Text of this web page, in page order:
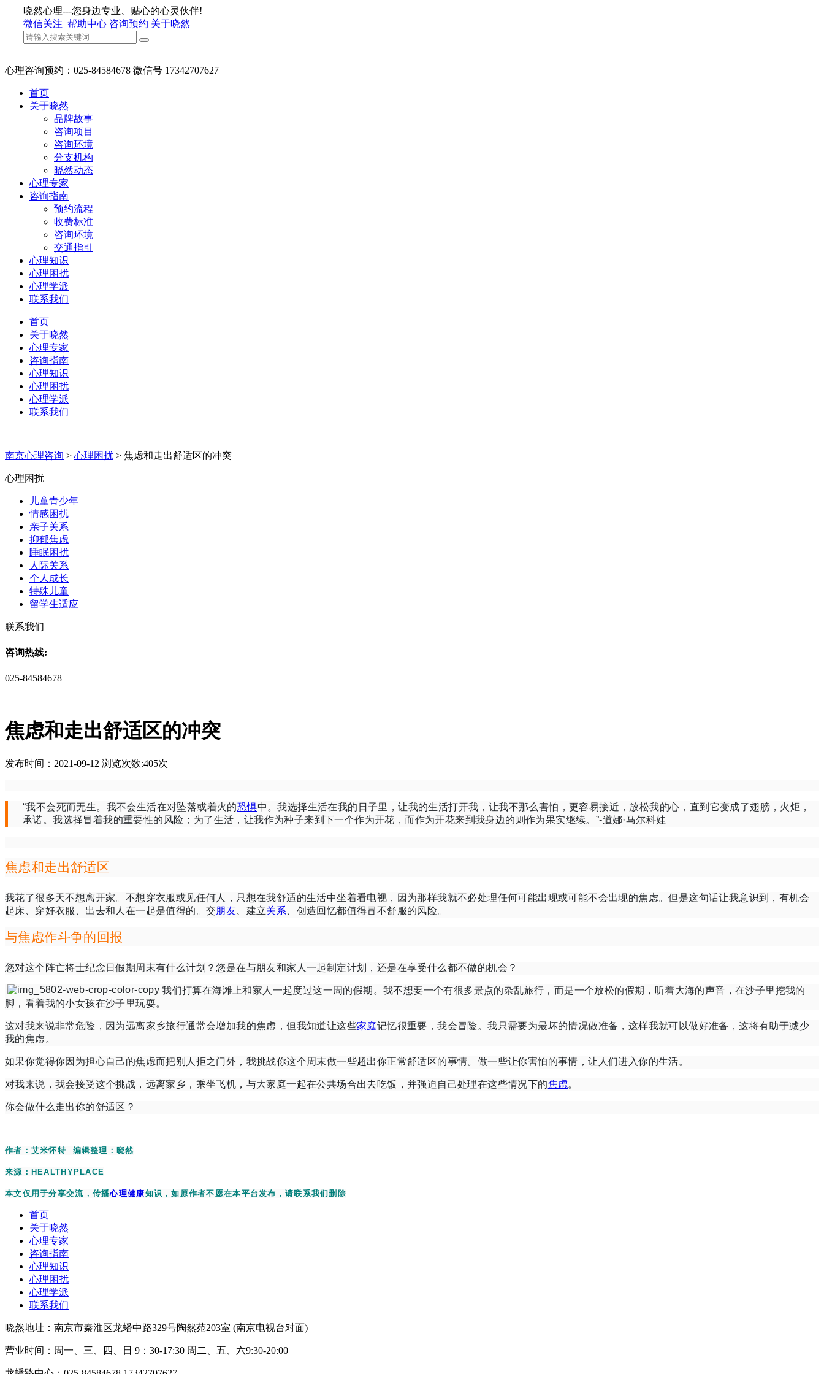
晓然心理---您身边专业、贴心的心灵伙伴!
微信关注 帮助中心 咨询预约 关于晓然
心理咨询预约：025-84584678 微信号 17342707627
首页
关于晓然
品牌故事
咨询项目
咨询环境
分支机构
晓然动态
心理专家
咨询指南
预约流程
收费标准
咨询环境
交通指引
心理知识
心理困扰
心理学派
联系我们
首页
关于晓然
心理专家
咨询指南
心理知识
心理困扰
心理学派
联系我们
南京心理咨询 > 心理困扰 > 焦虑和走出舒适区的冲突
心理困扰
儿童青少年
情感困扰
亲子关系
抑郁焦虑
睡眠困扰
人际关系
个人成长
特殊儿童
留学生适应
联系我们
咨询热线:
025-84584678
焦虑和走出舒适区的冲突
发布时间：2021-09-12 浏览次数:405次
“我不会死而无生。我不会生活在对坠落或着火的恐惧中。我选择生活在我的日子里，让我的生活打开我，让我不那么害怕，更容易接近，放松我的心，直到它变成了翅膀，火炬，
承诺。我选择冒着我的重要性的风险；为了生活，让我作为种子来到下一个作为开花，而作为开花来到我身边的则作为果实继续。”-道娜·马尔科娃
焦虑和走出舒适区
我花了很多天不想离开家。 不想穿衣服或见任何人，只想在我舒适的生活中坐着看电视，因为那样我就不必处理任何可能出现或可能不会出现的焦虑。但是这句话让我意识到，有机会
起床、穿好衣服、出去和人在一起是值得的。 交朋友、建立关系、创造回忆都值得冒不舒服的风险。
与焦虑作斗争的回报
您对这个阵亡将士纪念日假期周末有什么计划？您是在与朋友和家人一起制定计划，还是在享受什么都不做的机会？
我们打算在海滩上和家人一起度过这一周的假期。我不想要一个有很多景点的杂乱旅行，而是一个放松的假期，听着大海的声音，在沙子里挖我的
脚，看着我的小女孩在沙子里玩耍。
这对我来说非常危险，因为远离家乡旅行通常会增加我的焦虑，但我知道让这些家庭记忆很重要，我会冒险。我只需要为最坏的情况做准备，这样我就可以做好准备，这将有助于减少
我的焦虑。
如果你觉得你因为担心自己的焦虑而把别人拒之门外，我挑战你这个周末做一些超出你正常舒适区的事情。 做一些让你害怕的事情，让人们进入你的生活。
对我来说，我会接受这个挑战，远离家乡，乘坐飞机，与大家庭一起在公共场合出去吃饭，并强迫自己处理在这些情况下的焦虑。
你会做什么走出你的舒适区？
作者：艾米怀特 编辑整理：晓然
来源：HEALTHYPLACE
本文仅用于分享交流，传播心理健康知识，如原作者不愿在本平台发布，请联系我们删除
首页
关于晓然
心理专家
咨询指南
心理知识
心理困扰
心理学派
联系我们
晓然地址：南京市秦淮区龙蟠中路329号陶然苑203室 (南京电视台对面)
营业时间：周一、三、四、日 9：30-17:30 周二、五、六9:30-20:00